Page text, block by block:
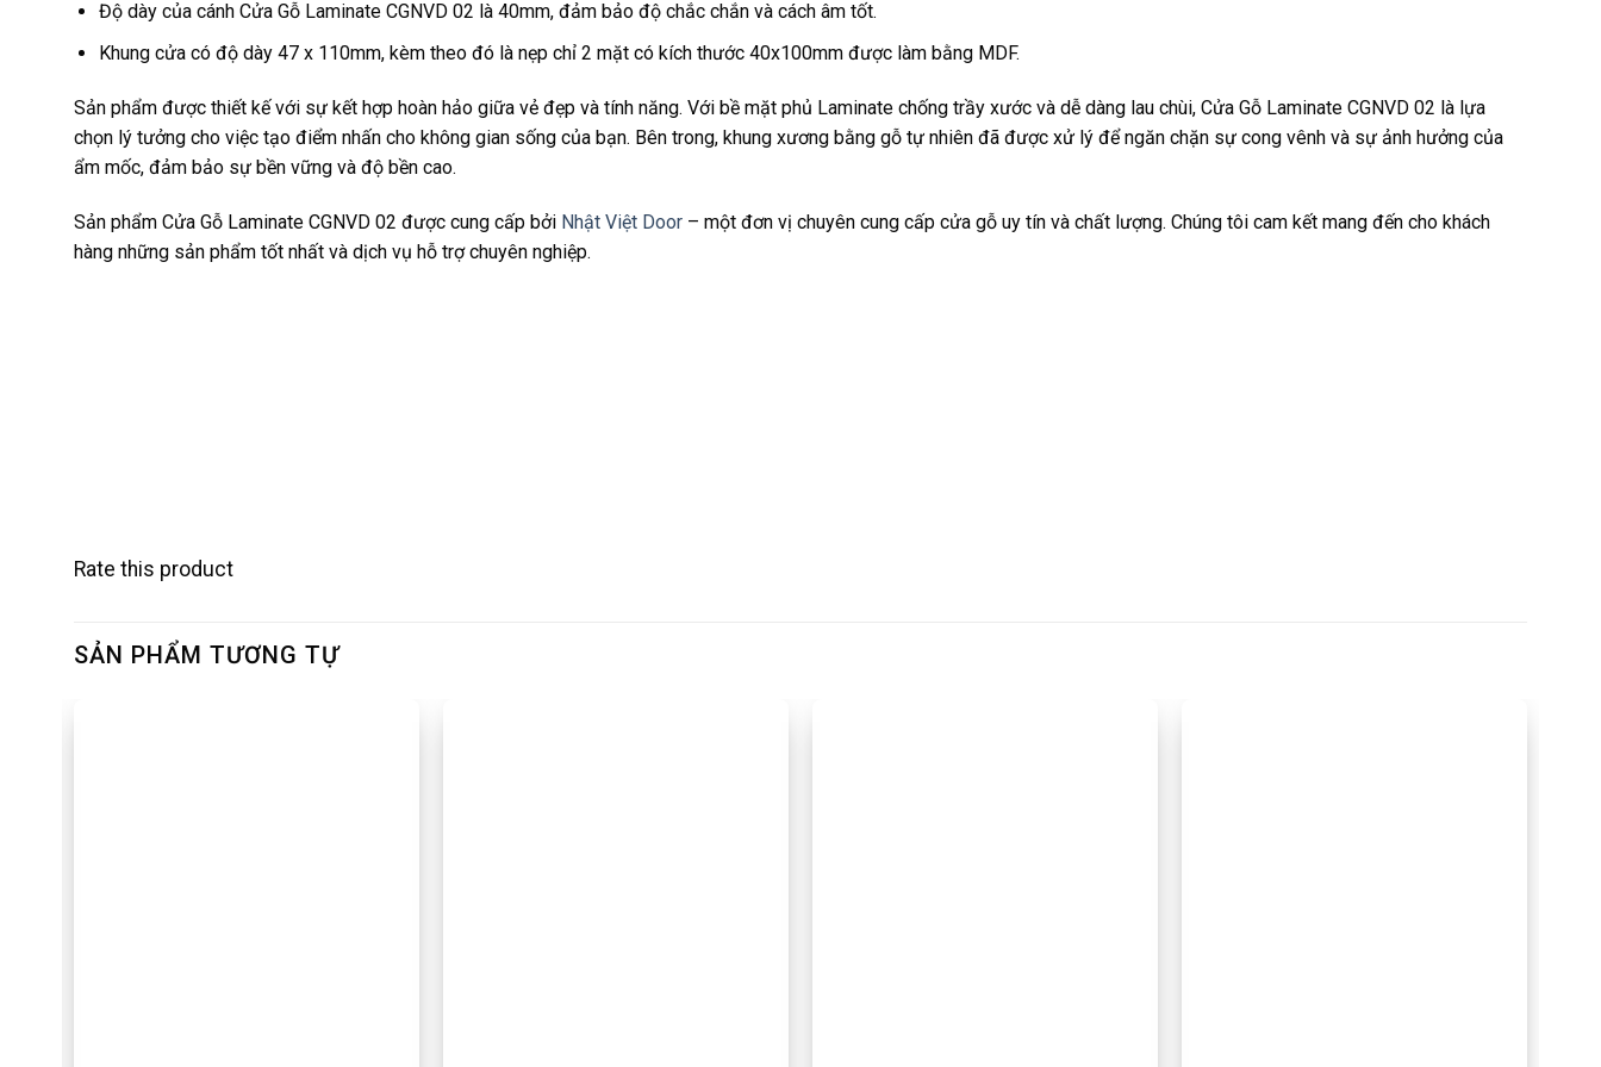
Độ dày của cánh Cửa Gỗ Laminate CGNVD 02 là 40mm, đảm bảo độ chắc chắn và cách âm tốt.
Khung cửa có độ dày 47 x 110mm, kèm theo đó là nẹp chỉ 2 mặt có kích thước 40x100mm được làm bằng MDF.
Sản phẩm được thiết kế với sự kết hợp hoàn hảo giữa vẻ đẹp và tính năng. Với bề mặt phủ Laminate chống trầy xước và dễ dàng lau chùi, Cửa Gỗ Laminate CGNVD 02 là lựa
chọn lý tưởng cho việc tạo điểm nhấn cho không gian sống của bạn. Bên trong, khung xương bằng gỗ tự nhiên đã được xử lý để ngăn chặn sự cong vênh và sự ảnh hưởng của
ẩm mốc, đảm bảo sự bền vững và độ bền cao.
Sản phẩm Cửa Gỗ Laminate CGNVD 02 được cung cấp bởi Nhật Việt Door – một đơn vị chuyên cung cấp cửa gỗ uy tín và chất lượng. Chúng tôi cam kết mang đến cho khách
hàng những sản phẩm tốt nhất và dịch vụ hỗ trợ chuyên nghiệp.
Rate this product
SẢN PHẨM TƯƠNG TỰ